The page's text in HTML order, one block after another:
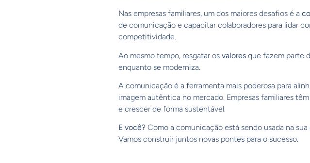
Nas empresas familiares, um dos maiores desafios é a
de comunicação e capacitar colaboradores para lidar
competitividade.
Ao mesmo tempo, resgatar os valores que fazem parte
enquanto se moderniza.
A comunicação é a ferramenta mais poderosa para
imagem autêntica no mercado. Empresas familiares
e crescer de forma sustentável.
E você? Como a comunicação está sendo usada na
Vamos construir juntos novas pontes para o sucesso.